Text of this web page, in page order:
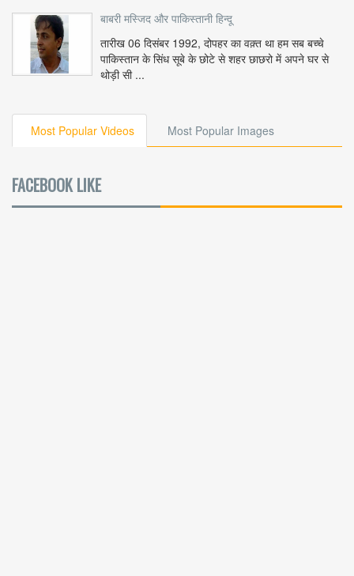
बाबरी मस्जिद और पाकिस्तानी हिन्दू
तारीख 06 दिसंबर 1992, दोपहर का वक़्त था हम सब बच्चे
पाकिस्तान के सिंध सूबे के छोटे से शहर छाछरो में अपने घर से
थोड़ी सी ...
Most Popular Videos Most Popular Images
FACEBOOK LIKE